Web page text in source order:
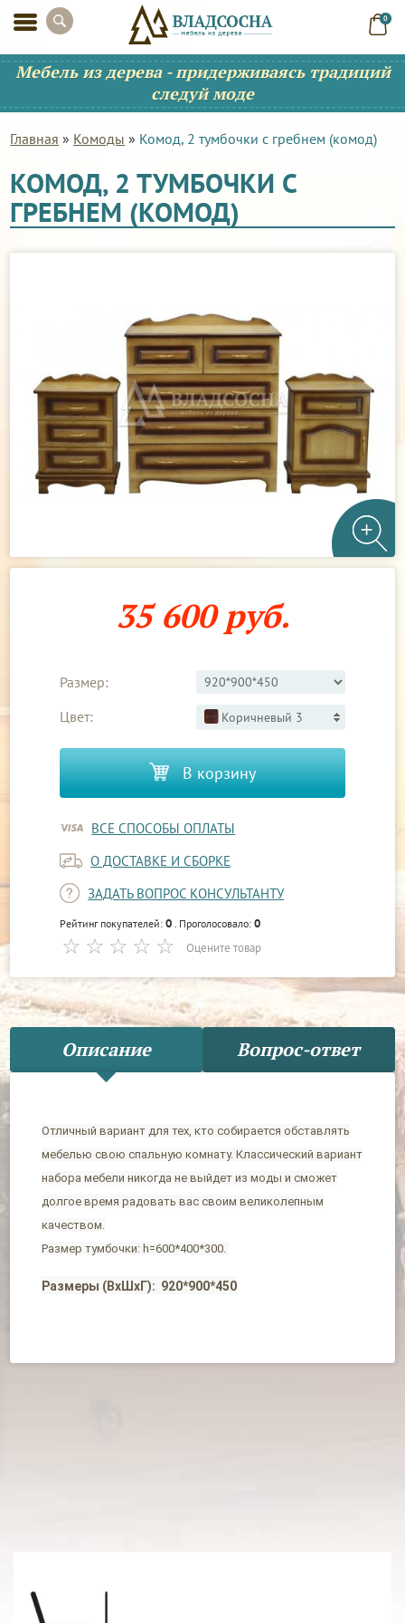
0
Мебель из дерева - придерживаясь традиций
следуй моде
Главная » Комоды » Комод, 2 тумбочки с гребнем (комод)
КОМОД, 2 ТУМБОЧКИ С
ГРЕБНЕМ (КОМОД)
35 600 руб.
Размер:
Цвет:
Коричневый 3
В корзину
ВСЕ СПОСОБЫ ОПЛАТЫ
О ДОСТАВКЕ И СБОРКЕ
ЗАДАТЬ ВОПРОС КОНСУЛЬТАНТУ
Рейтинг покупателей:0 . Проголосовало:0
Оцените товар
Описание Вопрос-ответ
Отличный вариант для тех, кто собирается обставлять
мебелью свою спальную комнату. Классический вариант
набора мебели никогда не выйдет из моды и сможет
долгое время радовать вас своим великолепным
качеством.
Размер тумбочки: h=600*400*300.
Размеры (ВхШхГ): 920*900*450